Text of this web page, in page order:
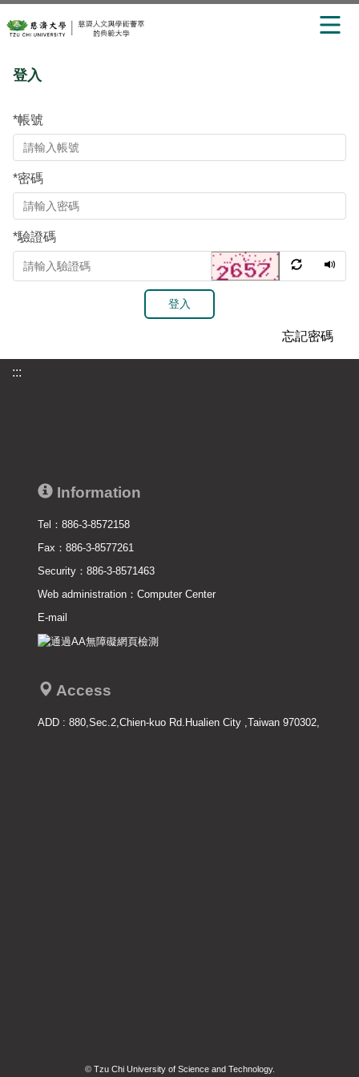
到
要
內
容
區
登入
*帳號
*密碼
*驗證碼
登入
忘記密碼
:::
Information
Tel：886-3-8572158
Fax：886-3-8577261
Security：886-3-8571463
Web administration： Computer Center
E-mail
Access
ADD : 880,Sec.2,Chien-kuo Rd.Hualien City ,Taiwan 970302,
© Tzu Chi University of Science and Technology.